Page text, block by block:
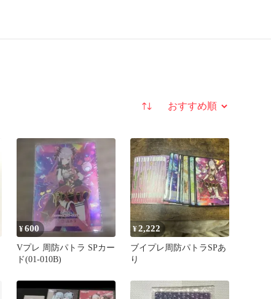
並び替え
¥600
Vプレ 周防パトラ SPカー
ド(01-010B)
¥2,222
ブイプレ周防パトラSPあ
り